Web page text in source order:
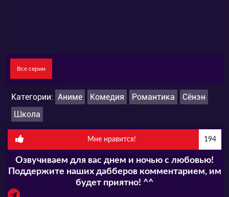
Все серии
Категории: Аниме Комедия Романтика
Сёнэн
Школа
Мне нравится! 194
Озвучиваем для вас днем и ночью с любовью!
Поддержите наших дабберов комментарием, им
будет приятно! ^^